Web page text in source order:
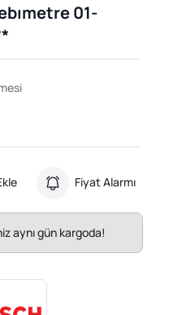
01-
Fiyat Alarmı
aynı gün kargoda!